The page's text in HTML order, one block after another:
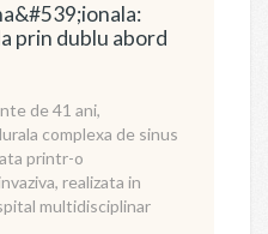
prin dublu abord
de 41 ani,
complexa de sinus
printr-o
realizata in
multidisciplinar